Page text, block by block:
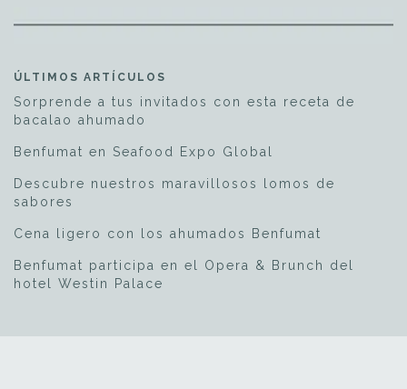
ÚLTIMOS ARTÍCULOS
Sorprende a tus invitados con esta receta de
bacalao ahumado
Benfumat en Seafood Expo Global
Descubre nuestros maravillosos lomos de
sabores
Cena ligero con los ahumados Benfumat
Benfumat participa en el Opera & Brunch del
hotel Westin Palace